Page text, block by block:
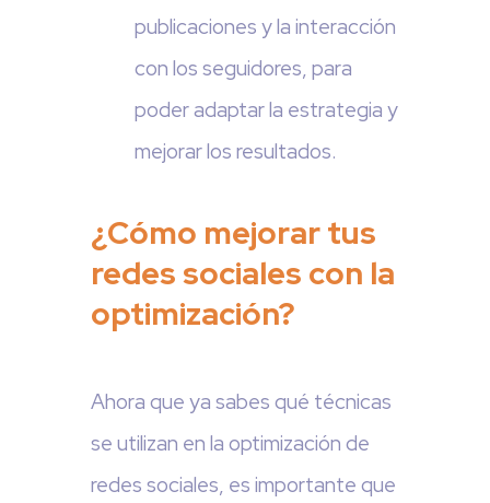
publicaciones y la interacción
con los seguidores, para
poder adaptar la estrategia y
mejorar los resultados.
¿Cómo mejorar tus
redes sociales con la
optimización?
Ahora que ya sabes qué técnicas
se utilizan en la optimización de
redes sociales, es importante que